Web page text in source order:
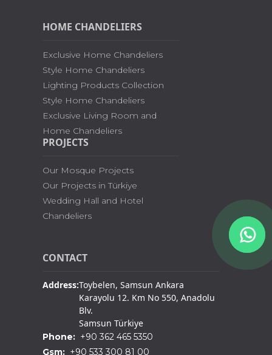
HOME CHANDELIERS
Exclusive Home Chandeliers
Style Home Chandeliers
Lighting Products Collection
Style Home Chandeliers
Exclusive Living Room and
Home Chandeliers
PROJECTS
Our Mosque Projects
Our Projects in Türkiye
Wedding Hall and Hotel
Chandeliers
CONTACT
Address:Toybelen, Samsun Ankara
Karayolu 12. Km No 550, Anadolu
Blv.
Samsun Türkiye
Phone: +90 362 465 5350
Gsm: +90 533 300 81 00